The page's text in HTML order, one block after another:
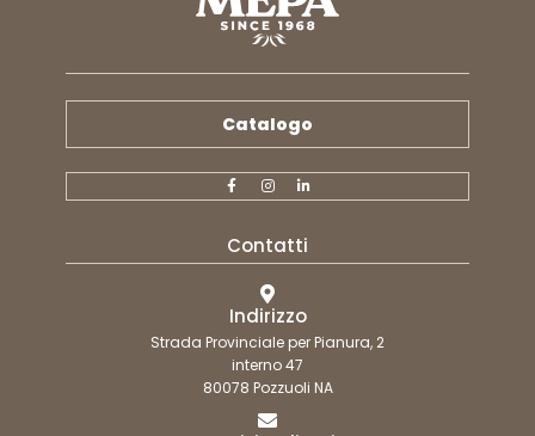
Catalogo
Contatti
Indirizzo
Strada Provinciale per Pianura, 2
interno 47
80078 Pozzuoli NA